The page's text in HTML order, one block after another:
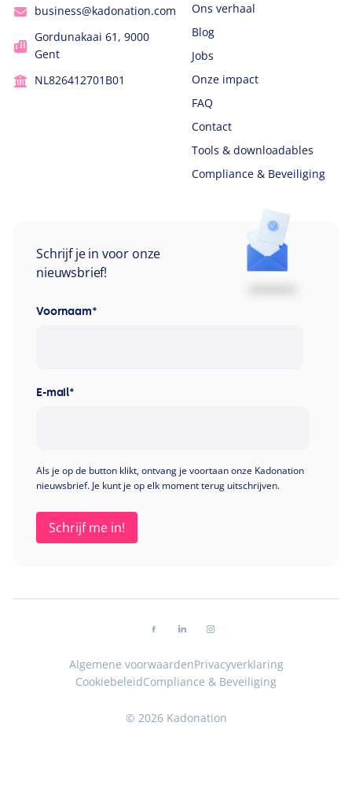
business@kadonation.com
Gordunakaai 61, 9000
Gent
NL826412701B01
Ons verhaal
Blog
Jobs
Onze impact
FAQ
Contact
Tools & downloadables
Compliance & Beveiliging
Schrijf je in voor onze
nieuwsbrief!
Voornaam*
E-mail*
Als je op de button klikt, ontvang je voortaan onze Kadonation
nieuwsbrief. Je kunt je op elk moment terug uitschrijven.
© 2026 Kadonation
Algemene voorwaardenPrivacyverklaring
CookiebeleidCompliance & Beveiliging
Volg ons op facebook
Volg ons op linkedin
Volg ons op instagram